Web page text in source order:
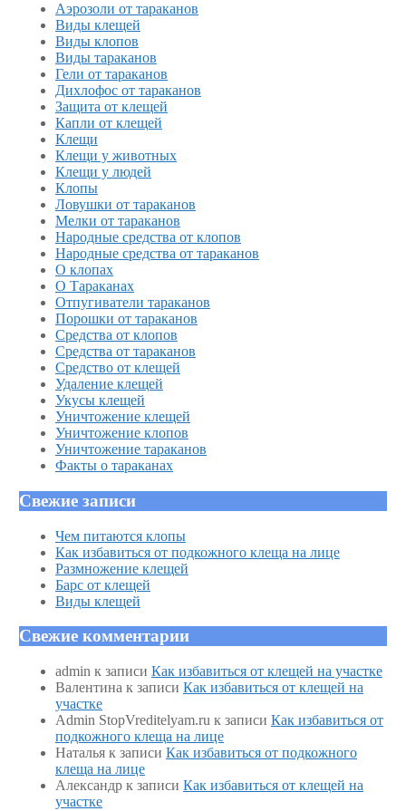
Аэрозоли от тараканов
Виды клещей
Виды клопов
Виды тараканов
Гели от тараканов
Дихлофос от тараканов
Защита от клещей
Капли от клещей
Клещи
Клещи у животных
Клещи у людей
Клопы
Ловушки от тараканов
Мелки от тараканов
Народные средства от клопов
Народные средства от тараканов
О клопах
О Тараканах
Отпугиватели тараканов
Порошки от тараканов
Средства от клопов
Средства от тараканов
Средство от клещей
Удаление клещей
Укусы клещей
Уничтожение клещей
Уничтожение клопов
Уничтожение тараканов
Факты о тараканах
Свежие записи
Чем питаются клопы
Как избавиться от подкожного клеща на лице
Размножение клещей
Барс от клещей
Виды клещей
Свежие комментарии
admin к записи Как избавиться от клещей на участке
Валентина к записи Как избавиться от клещей на
участке
Admin StopVreditelyam.ru к записи Как избавиться от
подкожного клеща на лице
Натальяк записи Как избавиться от подкожного
клеща на лице
Александрк записи Как избавиться от клещей на
участке